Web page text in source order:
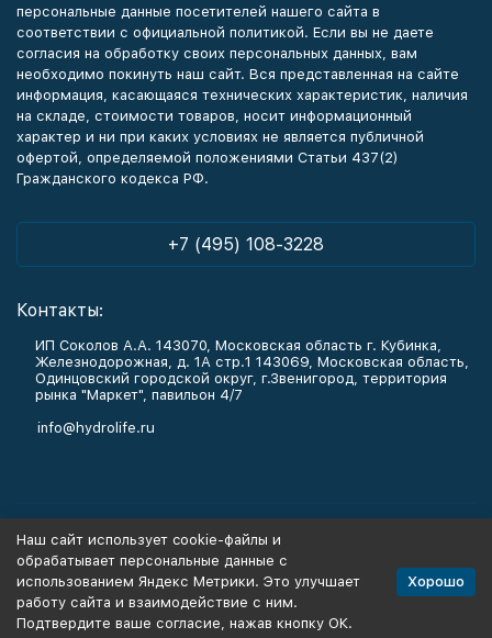
персональные данные посетителей нашего сайта в
соответствии с официальной политикой. Если вы не даете
согласия на обработку своих персональных данных, вам
необходимо покинуть наш сайт. Вся представленная на сайте
информация, касающаяся технических характеристик, наличия
на складе, стоимости товаров, носит информационный
характер и ни при каких условиях не является публичной
офертой, определяемой положениями Статьи 437(2)
Гражданского кодекса РФ.
+7 (495) 108-3228
Контакты:
ИП Соколов А.А. 143070, Московская область г. Кубинка,
Железнодорожная, д. 1А стр.1 143069, Московская область,
Одинцовский городской округ, г.Звенигород, территория
рынка "Маркет", павильон 4/7
info@hydrolife.ru
Информация
Наш сайт использует cookie-файлы и
обрабатывает персональные данные с
использованием Яндекс Метрики. Это улучшает
работу сайта и взаимодействие с ним.
Подтвердите ваше согласие, нажав кнопку ОК.
Хорошо